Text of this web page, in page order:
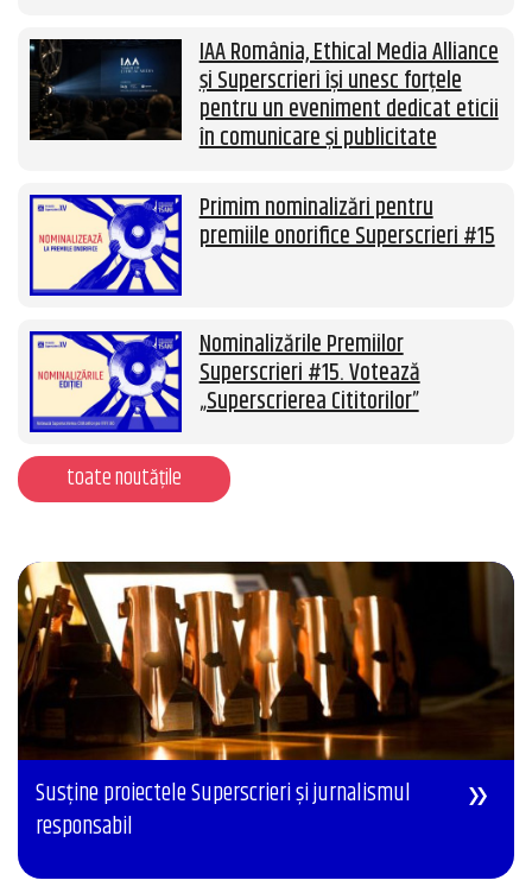
IAA România, Ethical Media Alliance
și Superscrieri își unesc forțele
pentru un eveniment dedicat eticii
în comunicare și publicitate
Primim nominalizări pentru
premiile onorifice Superscrieri #15
Nominalizările Premiilor
Superscrieri #15. Votează
„Superscrierea Cititorilor”
toate noutățile
Susține proiectele Superscrieri și jurnalismul
responsabil